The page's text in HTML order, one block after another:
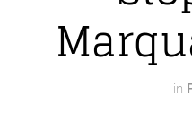
in